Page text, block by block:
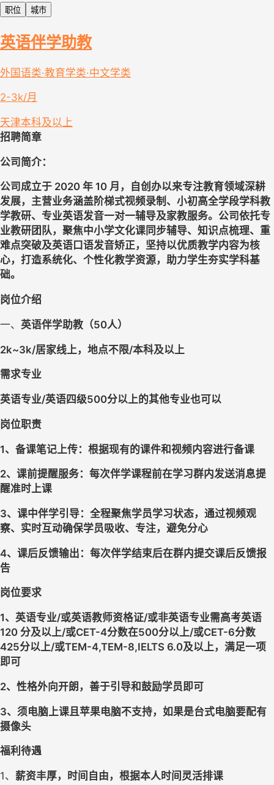
职位 城市
英语伴学助教
外国语类·教育学类·中文学类
2-3k/月
天津本科及以上
招聘简章
公司简介：
公司成立于 2020 年 10 月，自创办以来专注教育领域深耕
发展，主营业务涵盖阶梯式视频录制、小初高全学段学科教
学教研、专业英语发音一对一辅导及家教服务。公司依托专
业教研团队，聚焦中小学文化课同步辅导、知识点梳理、重
难点突破及英语口语发音矫正，坚持以优质教学内容为核
心，打造系统化、个性化教学资源，助力学生夯实学科基
础。
岗位介绍
一、 英语伴学助教（50人）
2k~3k/居家线上，地点不限/本科及以上
需求专业
英语专业/英语四级500分以上的其他专业也可以
岗位职责
1、备课笔记上传：根据现有的课件和视频内容进行备课
2、课前提醒服务：每次伴学课程前在学习群内发送消息提
醒准时上课
3、课中伴学引导：全程聚焦学员学习状态，通过视频观
察、实时互动确保学员吸收、专注，避免分心
4、课后反馈输出：每次伴学结束后在群内提交课后反馈报
告
岗位要求
1、英语专业/或英语教师资格证/
120 分及以上/或CET-4分数在500分以上/或CET-6分数
425分以上/或TEM-4,TEM-8,IELTS 6.0及以上，满足一项
即可
2、性格外向开朗，善于引导和鼓励学员即可
3、须电脑上课且苹果电脑不支持，如果是台式电脑要配有
摄像头
福利待遇
1、 薪资丰厚，时间自由，根据本人时间灵活排课